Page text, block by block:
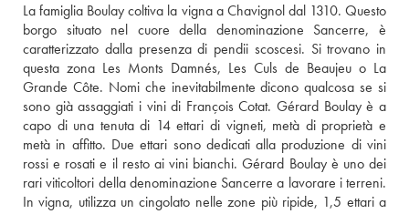
La famiglia Boulay coltiva la vigna a Chavignol dal 1310. Questo
borgo situato nel cuore della denominazione Sancerre, è
caratterizzato dalla presenza di pendii scoscesi. Si trovano in
questa zona Les Monts Damnés, Les Culs de Beaujeu o La
Grande Côte. Nomi che inevitabilmente dicono qualcosa se si
sono già assaggiati i vini di François Cotat. Gérard Boulay è a
capo di una tenuta di 14 ettari di vigneti, metà di proprietà e
metà in affitto. Due ettari sono dedicati alla produzione di vini
rossi e rosati e il resto ai vini bianchi. Gérard Boulay è uno dei
rari viticoltori della denominazione Sancerre a lavorare i terreni.
In vigna, utilizza un cingolato nelle zone più ripide, 1,5 ettari a